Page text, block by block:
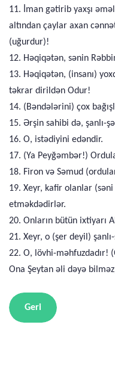
11. İman gətirib yaxşı
altından çaylar axan
(uğurdur)!
12. Həqiqətən, sənin
13. Həqiqətən, (insanı)
təkrar dirildən Odur!
14. (Bəndələrini) çox
15. Ərşin sahibi də, şanlı-
16. O, istədiyini edəndir.
17. (Ya Peyğəmbər!)
18. Firon və Səmud
19. Xeyr, kafir olanlar
etməkdədirlər.
20. Onların bütün ixtiyarı
21. Xeyr, o (şer deyil)
22. O, lövhi-məhfuzdadır!
Ona Şeytan əli dəyə
Geri